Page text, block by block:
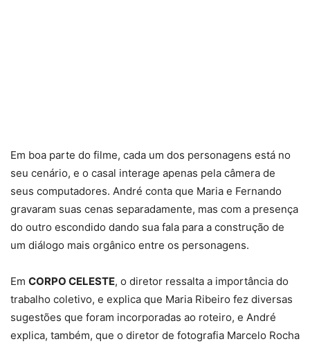
Em boa parte do filme, cada um dos personagens está no
seu cenário, e o casal interage apenas pela câmera de
seus computadores. André conta que Maria e Fernando
gravaram suas cenas separadamente, mas com a presença
do outro escondido dando sua fala para a construção de
um diálogo mais orgânico entre os personagens.
Em CORPO CELESTE, o diretor ressalta a importância do
trabalho coletivo, e explica que Maria Ribeiro fez diversas
sugestões que foram incorporadas ao roteiro, e André
explica, também, que o diretor de fotografia Marcelo Rocha